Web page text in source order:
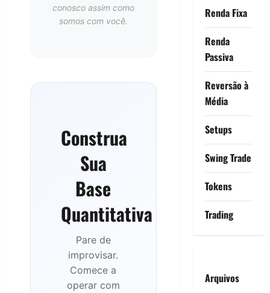
conosco assim como
somos com você.
Construa
Sua
Base
Quantitativa
Pare de
improvisar.
Comece a
operar com
Renda Fixa
Renda
Passiva
Reversão à
Média
Setups
Swing Trade
Tokens
Trading
Arquivos